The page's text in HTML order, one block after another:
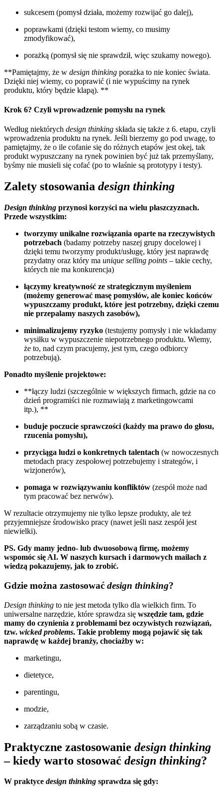
sukcesem (pomysł działa, możemy rozwijać go dalej),
poprawkami (dzięki testom wiemy, co musimy
zmodyfikować),
porażką (pomysł się nie sprawdził, więc szukamy nowego).
**Pamiętajmy, że w design thinking porażka to nie koniec świata.
Dzięki niej wiemy, co poprawić (i nie wypuścimy na rynek
produktu, który będzie klapą). **
Krok 6? Czyli wprowadzenie pomysłu na rynek
Według niektórych design thinking składa się także z 6. etapu, czyli
wprowadzenia produktu na rynek. Jeśli bierzemy go pod uwagę, to
pamiętajmy, że o ile cofanie się do różnych etapów jest okej, tak
produkt wypuszczany na rynek powinien być już tak przemyślany,
byśmy nie musieli się cofać (po to właśnie są prototypy i testy).
Zalety stosowania design thinking
Design thinking przynosi korzyści na wielu płaszczyznach.
Przede wszystkim:
tworzymy unikalne rozwiązania oparte na rzeczywistych
potrzebach (badamy potrzeby naszej grupy docelowej i
dzięki temu tworzymy produkt/usługę, który jest naprawdę
przydatny oraz który ma unique selling points – takie cechy,
których nie ma konkurencja)
łączymy kreatywność ze strategicznym myśleniem
(możemy generować masę pomysłów, ale koniec końców
wypuszczamy produkt, które jest potrzebny, dzięki czemu
nie przepalamy naszych zasobów),
minimalizujemy ryzyko (testujemy pomysły i nie wkładamy
wysiłku w wypuszczenie niepotrzebnego produktu. Wiemy,
że to, nad czym pracujemy, jest tym, czego odbiorcy
potrzebują).
Ponadto myślenie projektowe:
**łączy ludzi (szczególnie w większych firmach, gdzie na co
dzień programiści nie rozmawiają z marketingowcami
itp.), **
buduje poczucie sprawczości (każdy ma prawo do głosu,
rzucenia pomysłu),
przyciąga ludzi o konkretnych talentach (w nowoczesnych
metodach pracy zespołowej potrzebujemy i strategów, i
wizjonerów),
pomaga w rozwiązywaniu konfliktów (zespół może nad
tym pracować bez nerwów).
W rezultacie otrzymujemy nie tylko lepsze produkty, ale też
przyjemniejsze środowisko pracy (nawet jeśli nasz zespół jest
niewielki).
PS. Gdy mamy jedno- lub dwuosobową firmę, możemy
wspomóc się AI. W naszych kursach i darmowych mailach z
wiedzą pokazujemy, jak to zrobić.
Gdzie można zastosować design thinking?
Design thinking to nie jest metoda tylko dla wielkich firm. To
uniwersalne narzędzie, które sprawdza się wszędzie tam, gdzie
mamy do czynienia z problemami bez oczywistych rozwiązań,
tzw. wicked problems. Takie problemy mogą pojawić się tak
naprawdę w każdej branży, chociażby w:
marketingu,
dietetyce,
parentingu,
modzie,
zarządzaniu sobą w czasie.
Praktyczne zastosowanie design thinking
– kiedy warto stosować design thinking?
W praktyce design thinking sprawdza się gdy: